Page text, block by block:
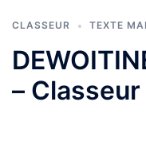
CLASSEUR TEXTE
– Classeur